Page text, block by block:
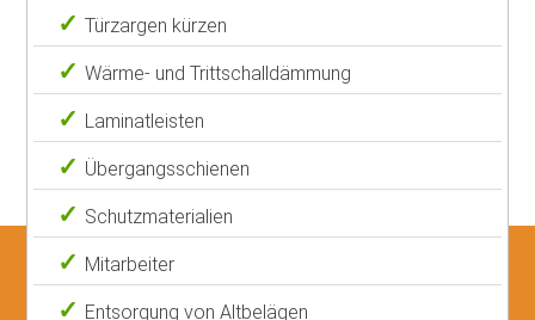
Türzargen kürzen
Wärme- und Trittschalldämmung
Laminatleisten
Übergangsschienen
Schutzmaterialien
Mitarbeiter
Entsorgung von Altbelägen